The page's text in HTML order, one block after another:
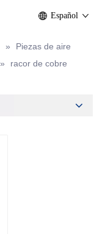
Español
»
Piezas de aire
»
racor de cobre